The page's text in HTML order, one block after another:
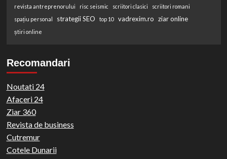
revista antreprenorului risc seismic scriitori clasici
scriitori romani
spațiu personal
strategii SEO top 10 vadrexim.ro ziar online
știri online
Recomandari
Noutati 24
Afaceri 24
Ziar 360
Revista de business
Cutremur
Cotele Dunarii